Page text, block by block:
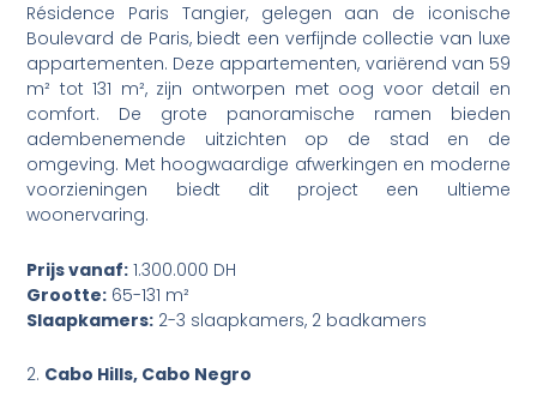
Résidence Paris Tangier, gelegen aan de iconische
Boulevard de Paris, biedt een verfijnde collectie van luxe
appartementen. Deze appartementen, variërend van 59
m² tot 131 m², zijn ontworpen met oog voor detail en
comfort. De grote panoramische ramen bieden
adembenemende uitzichten op de stad en de
omgeving. Met hoogwaardige afwerkingen en moderne
voorzieningen biedt dit project een ultieme
woonervaring.
Prijs vanaf: 1.300.000 DH
Grootte: 65-131 m²
Slaapkamers: 2-3 slaapkamers, 2 badkamers
2. Cabo Hills, Cabo Negro